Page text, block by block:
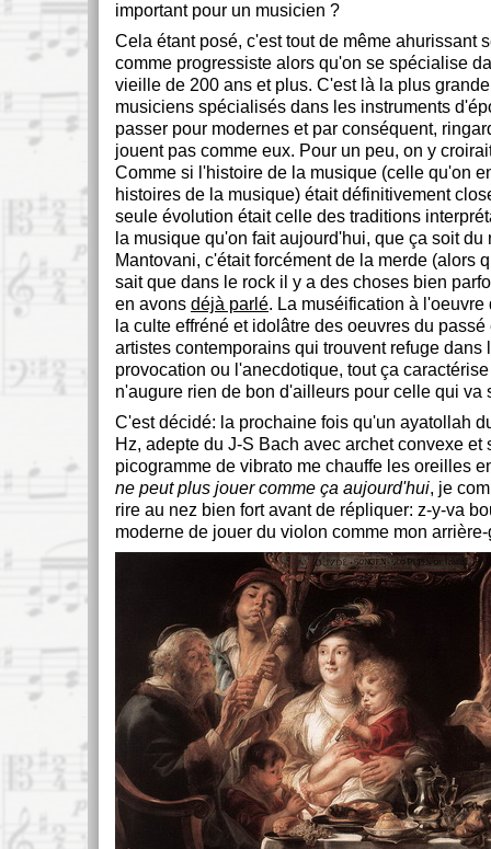
important pour un musicien ?
Cela étant posé, c'est tout de même ahurissant
comme progressiste alors qu'on se spécialise
vieille de 200 ans et plus. C'est là la plus
musiciens spécialisés dans les instruments
passer pour modernes et par conséquent,
jouent pas comme eux. Pour un peu, on y
Comme si l'histoire de la musique (celle qu'on
histoires de la musique) était définitivement
seule évolution était celle des traditions
la musique qu'on fait aujourd'hui, que ça soit du
Mantovani, c'était forcément de la merde (alors
sait que dans le rock il y a des choses bien
en avons déjà parlé. La muséification à l'oeuvre
la culte effréné et idolâtre des oeuvres du
artistes contemporains qui trouvent refuge dans
provocation ou l'anecdotique, tout ça
n'augure rien de bon d'ailleurs pour celle qui va
C'est décidé: la prochaine fois qu'un ayatollah
Hz, adepte du J-S Bach avec archet convexe et
picogramme de vibrato me chauffe les oreilles
ne peut plus jouer comme ça aujourd'hui, je
rire au nez bien fort avant de répliquer: z-y-va
moderne de jouer du violon comme mon